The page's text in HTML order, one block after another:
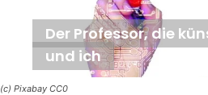
(c) Pixabay CC0
Der Professor, die
und ich